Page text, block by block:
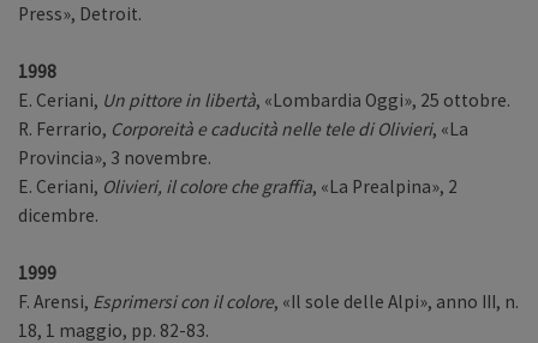
Press», Detroit.
1998
E. Ceriani, Un pittore in libertà, «Lombardia Oggi», 25 ottobre.
R. Ferrario, Corporeità e caducità nelle tele di Olivieri, «La
Provincia», 3 novembre.
E. Ceriani, Olivieri, il colore che graffia, «La Prealpina», 2
dicembre.
1999
F. Arensi, Esprimersi con il colore, «Il sole delle Alpi», anno III, n.
18, 1 maggio, pp. 82-83.